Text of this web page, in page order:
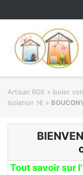
Artisan RGE » Isoler
Isolation 1€ »
Tout savoir sur